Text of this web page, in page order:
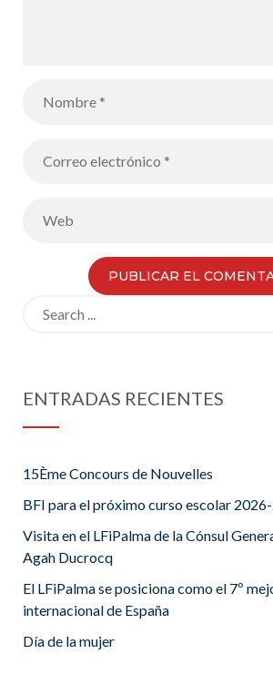
ENTRADAS RECIENTES
15Ème Concours de Nouvelles
BFI para el próximo curso escolar
Visita en el LFiPalma de la Cónsul
Agah Ducrocq
El LFiPalma se posiciona como el 7º
internacional de España
Día de la mujer